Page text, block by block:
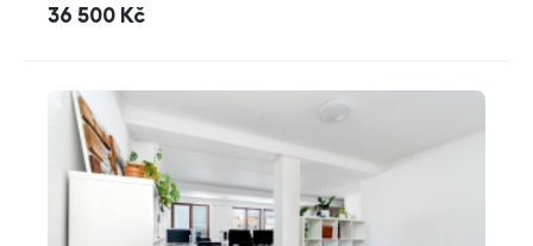
cena
36 500 Kč